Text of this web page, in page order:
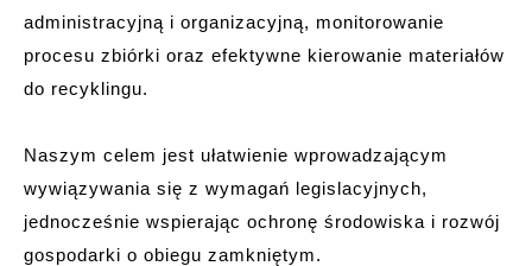
administracyjną i organizacyjną, monitorowanie
procesu zbiórki oraz efektywne kierowanie materiałów
do recyklingu.
Naszym celem jest ułatwienie wprowadzającym
wywiązywania się z wymagań legislacyjnych,
jednocześnie wspierając ochronę środowiska i rozwój
gospodarki o obiegu zamkniętym.